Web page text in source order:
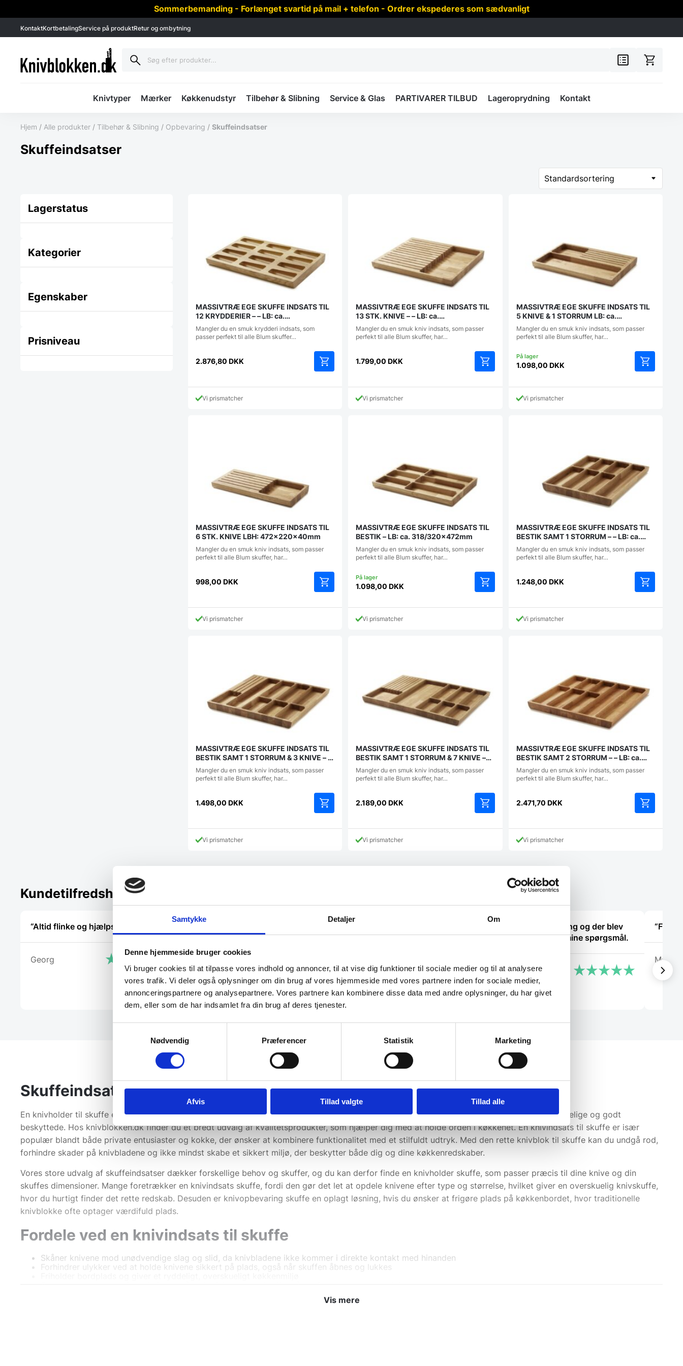
Samtykke Detaljer Om
Denne hjemmeside bruger cookies
Vi bruger cookies til at tilpasse vores indhold og annoncer, til at vise dig funktioner til sociale medier og til at analysere
vores trafik. Vi deler også oplysninger om din brug af vores hjemmeside med vores partnere inden for sociale medier,
annonceringspartnere og analysepartnere. Vores partnere kan kombinere disse data med andre oplysninger, du har givet
dem, eller som de har indsamlet fra din brug af deres tjenester.
Nødvendig
Præferencer Statistik Marketing
Afvis Tillad valgte Tillad alle
Sommerbemanding - Forlænget svartid på mail + telefon - Ordrer ekspederes som sædvanligt
KontaktKortbetalingService på produktRetur og ombytning
Knivtyper Mærker Køkkenudstyr Tilbehør & Slibning Service & Glas PARTIVARER TILBUD Lageroprydning Kontakt
Hjem / Alle produkter / Tilbehør & Slibning / Opbevaring / Skuffeindsatser
Skuffeindsatser
Lagerstatus
Kategorier
Egenskaber
Prisniveau
MASSIVTRÆ EGE SKUFFE INDSATS TIL
12 KRYDDERIER – – LB: ca.
318/320x472mm
Mangler du en smuk krydderi indsats, som
passer perfekt til alle Blum skuffer…
2.876,80 DKK
Vi prismatcher
MASSIVTRÆ EGE SKUFFE INDSATS TIL
13 STK. KNIVE – – LB: ca.
418/420x472mm
Mangler du en smuk kniv indsats, som passer
perfekt til alle Blum skuffer, har…
1.799,00DKK
Vi prismatcher
MASSIVTRÆ EGE SKUFFE INDSATS TIL
5 KNIVE & 1 STORRUM LB: ca.
318/320x472mm
Mangler du en smuk kniv indsats, som passer
perfekt til alle Blum skuffer, har…
1.098,00 DKK
Vi prismatcher
MASSIVTRÆ EGE SKUFFE INDSATS TIL
6 STK. KNIVE LBH: 472x220x40mm
Mangler du en smuk kniv indsats, som passer
perfekt til alle Blum skuffer, har…
998,00 DKK
Vi prismatcher
MASSIVTRÆ EGE SKUFFE INDSATS TIL
BESTIK – LB: ca. 318/320x472mm
Mangler du en smuk kniv indsats, som passer
perfekt til alle Blum skuffer, har…
1.098,00DKK
Vi prismatcher
MASSIVTRÆ EGE SKUFFE INDSATS TIL
BESTIK SAMT 1 STORRUM – – LB: ca.
418/420x472mm
Mangler du en smuk kniv indsats, som passer
perfekt til alle Blum skuffer, har…
1.248,00 DKK
Vi prismatcher
MASSIVTRÆ EGE SKUFFE INDSATS TIL
BESTIK SAMT 1 STORRUM & 3 KNIVE – –
LB: ca. 518/520x472mm
Mangler du en smuk kniv indsats, som passer
perfekt til alle Blum skuffer, har…
1.498,00 DKK
Vi prismatcher
MASSIVTRÆ EGE SKUFFE INDSATS TIL
BESTIK SAMT 1 STORRUM & 7 KNIVE –
LB: ca. 718/720x472mm
Mangler du en smuk kniv indsats, som passer
perfekt til alle Blum skuffer, har…
2.189,00DKK
Vi prismatcher
MASSIVTRÆ EGE SKUFFE INDSATS TIL
BESTIK SAMT 2 STORRUM – – LB: ca.
518/520x472mm
Mangler du en smuk kniv indsats, som passer
perfekt til alle Blum skuffer, har…
2.471,70 DKK
Vi prismatcher
Kundetilfredshed
“Altid flinke og hjælpsom”
Georg
“Super dejlig service af Rasmus.
Kanon med en medarbejder der
ved hvad han snakker om og kan
vejlede os kunder”
Anonym
“Super at handle med, hurtig lev.
God service.”
Lajla
God kundebetjening og der blev
svaret høfligt på mine spørgsmål.
Kaj
“Fin
Marlu
Skuffeindsatser
En knivholder til skuffe er en smart og pladsbesparende måde at opbevare dine knive på, samtidig med at den sikrer, at de altid er let tilgængelige og godt
beskyttede. Hos knivblokken.dk finder du et bredt udvalg af kvalitetsprodukter, som hjælper dig med at holde orden i køkkenet. En knivindsats til skuffe er især
populær blandt både private entusiaster og kokke, der ønsker at kombinere funktionalitet med et stilfuldt udtryk. Med den rette knivblok til skuffe kan du undgå rod,
forhindre skader på knivbladene og ikke mindst skabe et sikkert miljø, der beskytter både dig og dine køkkenredskaber.
Vores store udvalg af skuffeindsatser dækker forskellige behov og skuffer, og du kan derfor finde en knivholder skuffe, som passer præcis til dine knive og din
skuffes dimensioner. Mange foretrækker en knivindsats skuffe, fordi den gør det let at opdele knivene efter type og størrelse, hvilket giver en overskuelig knivskuffe,
hvor du hurtigt finder det rette redskab. Desuden er knivopbevaring skuffe en oplagt løsning, hvis du ønsker at frigøre plads på køkkenbordet, hvor traditionelle
knivblokke ofte optager værdifuld plads.
Fordele ved en knivindsats til skuffe
Skåner knivene mod unødvendige slag og slid, da knivbladene ikke kommer i direkte kontakt med hinanden
Forhindrer ulykker ved at holde knivene sikkert på plads, også når skuffen åbnes og lukkes
Designet til at passe til standard skuffemål, men findes også i varianter til skæve eller dybe skuffer
Vis mere